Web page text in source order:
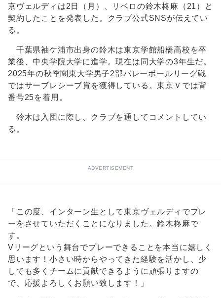
京ヴェルディは2日（月）、リベロの鈴木柊麻（21）と
契約したことを発表した。クラブ公式SNSが伝えてい
る。
千葉県袖ケ浦市出身の鈴木は東京学館船橋高校を卒
業後、中央学院大学に進学。現在は同大学の3年生だ。
2025年の秋季関東大学男子2部バレーボールリーグ戦
ではサーブレシーブ賞を獲得している。東京Ｖでは背
番号25を着用。
鈴木は入団に際し、クラブを通してコメントしてい
る。
ADVERTISEMENT
「この度、インターン生として東京ヴェルディでプレ
ーをさせていただくことになりました。鈴木柊麻で
す。
Vリーグという舞台でプレーできることを本当に嬉しく
思います！小さい時からやってきた経験を活かし、少
しでも多くチームに貢献できるように頑張りますの
で、応援よろしくお願い致します！」